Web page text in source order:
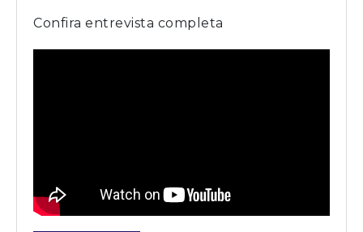
Confira entrevista completa